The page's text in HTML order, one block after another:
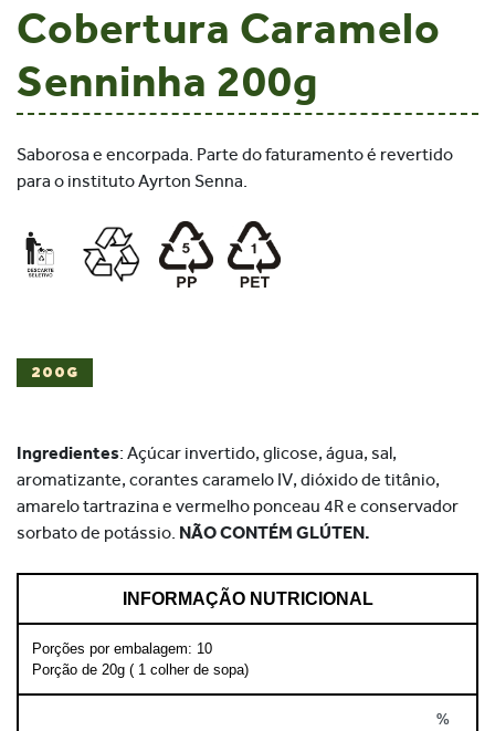
Cobertura Caramelo
Senninha 200g
Saborosa e encorpada. Parte do faturamento é revertido
para o instituto Ayrton Senna.
200G
Ingredientes: Açúcar invertido, glicose, água, sal,
aromatizante, corantes caramelo IV, dióxido de titânio,
amarelo tartrazina e vermelho ponceau 4R e conservador
sorbato de potássio. NÃO CONTÉM GLÚTEN.
INFORMAÇÃO NUTRICIONAL
Porções por embalagem: 10
Porção de 20g ( 1 colher de sopa)
%